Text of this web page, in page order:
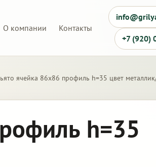
О компании Контакты
+7 (920)
ячейка 86х86 профиль h=35 цвет
h=35